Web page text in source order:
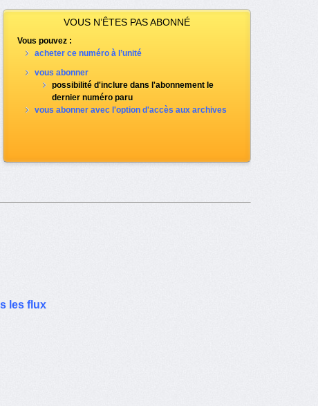
VOUS N’ÊTES PAS ABONNÉ
Vous pouvez :
acheter ce numéro à l’unité
vous abonner
possibilité d'inclure dans l'abonnement le
dernier numéro paru
vous abonner avec l'option d'accès aux archives
les flux